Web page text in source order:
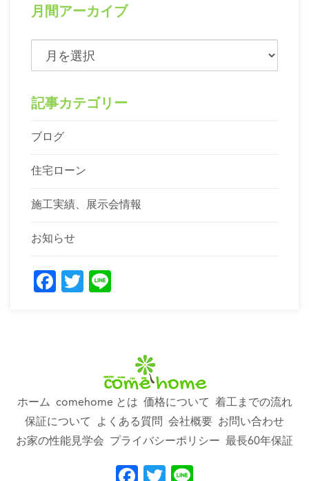
月間アーカイブ
記事カテゴリー
ブログ
住宅ローン
施工実績、展示会情報
お知らせ
Facebook
Twitter
ホーム comehome とは 価格について
着工までの流れ
保証について
よくある質問 会社概要 お問い合わせ
お家の性能見学会
プライバシーポリシー 最長60年保証
Facebook
Twitter